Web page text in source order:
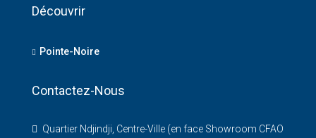
Découvrir
Pointe-Noire
Contactez-Nous
Quartier Ndjindji, Centre-Ville (en face Showroom CFAO